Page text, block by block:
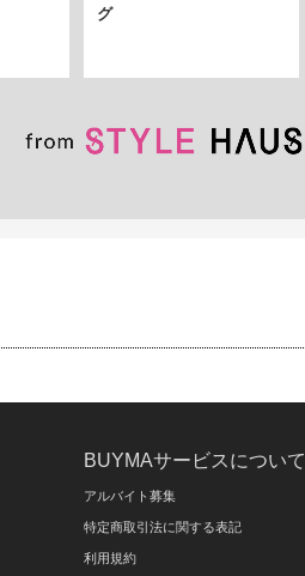
グ
BUYMAサービスについて
アルバイト募集
特定商取引法に関する表記
利用規約